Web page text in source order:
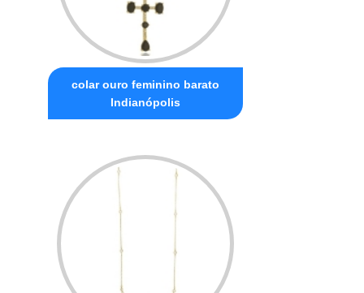
colar ouro feminino barato
Indianópolis